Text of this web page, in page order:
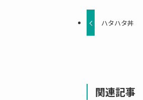
ハタハタ丼
関連記事